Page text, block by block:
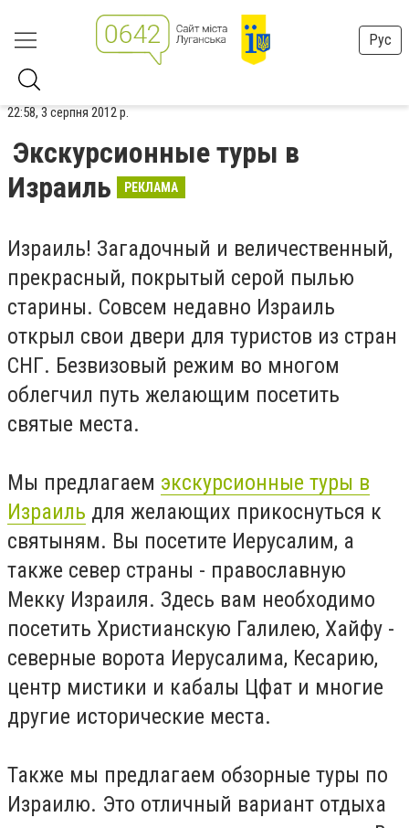
Рус
22:58, 3 серпня 2012 р.
Экскурсионные туры в
Израиль
РЕКЛАМА
Израиль! Загадочный и величественный,
прекрасный, покрытый серой пылью
старины. Совсем недавно Израиль
открыл свои двери для туристов из стран
СНГ. Безвизовый режим во многом
облегчил путь желающим посетить
святые места.
Мы предлагаем экскурсионные туры в
Израиль для желающих прикоснуться к
святыням. Вы посетите Иерусалим, а
также север страны - православную
Мекку Израиля. Здесь вам необходимо
посетить Христианскую Галилею, Хайфу -
северные ворота Иерусалима, Кесарию,
центр мистики и кабалы Цфат и многие
другие исторические места.
Также мы предлагаем обзорные туры по
Израилю. Это отличный вариант отдыха